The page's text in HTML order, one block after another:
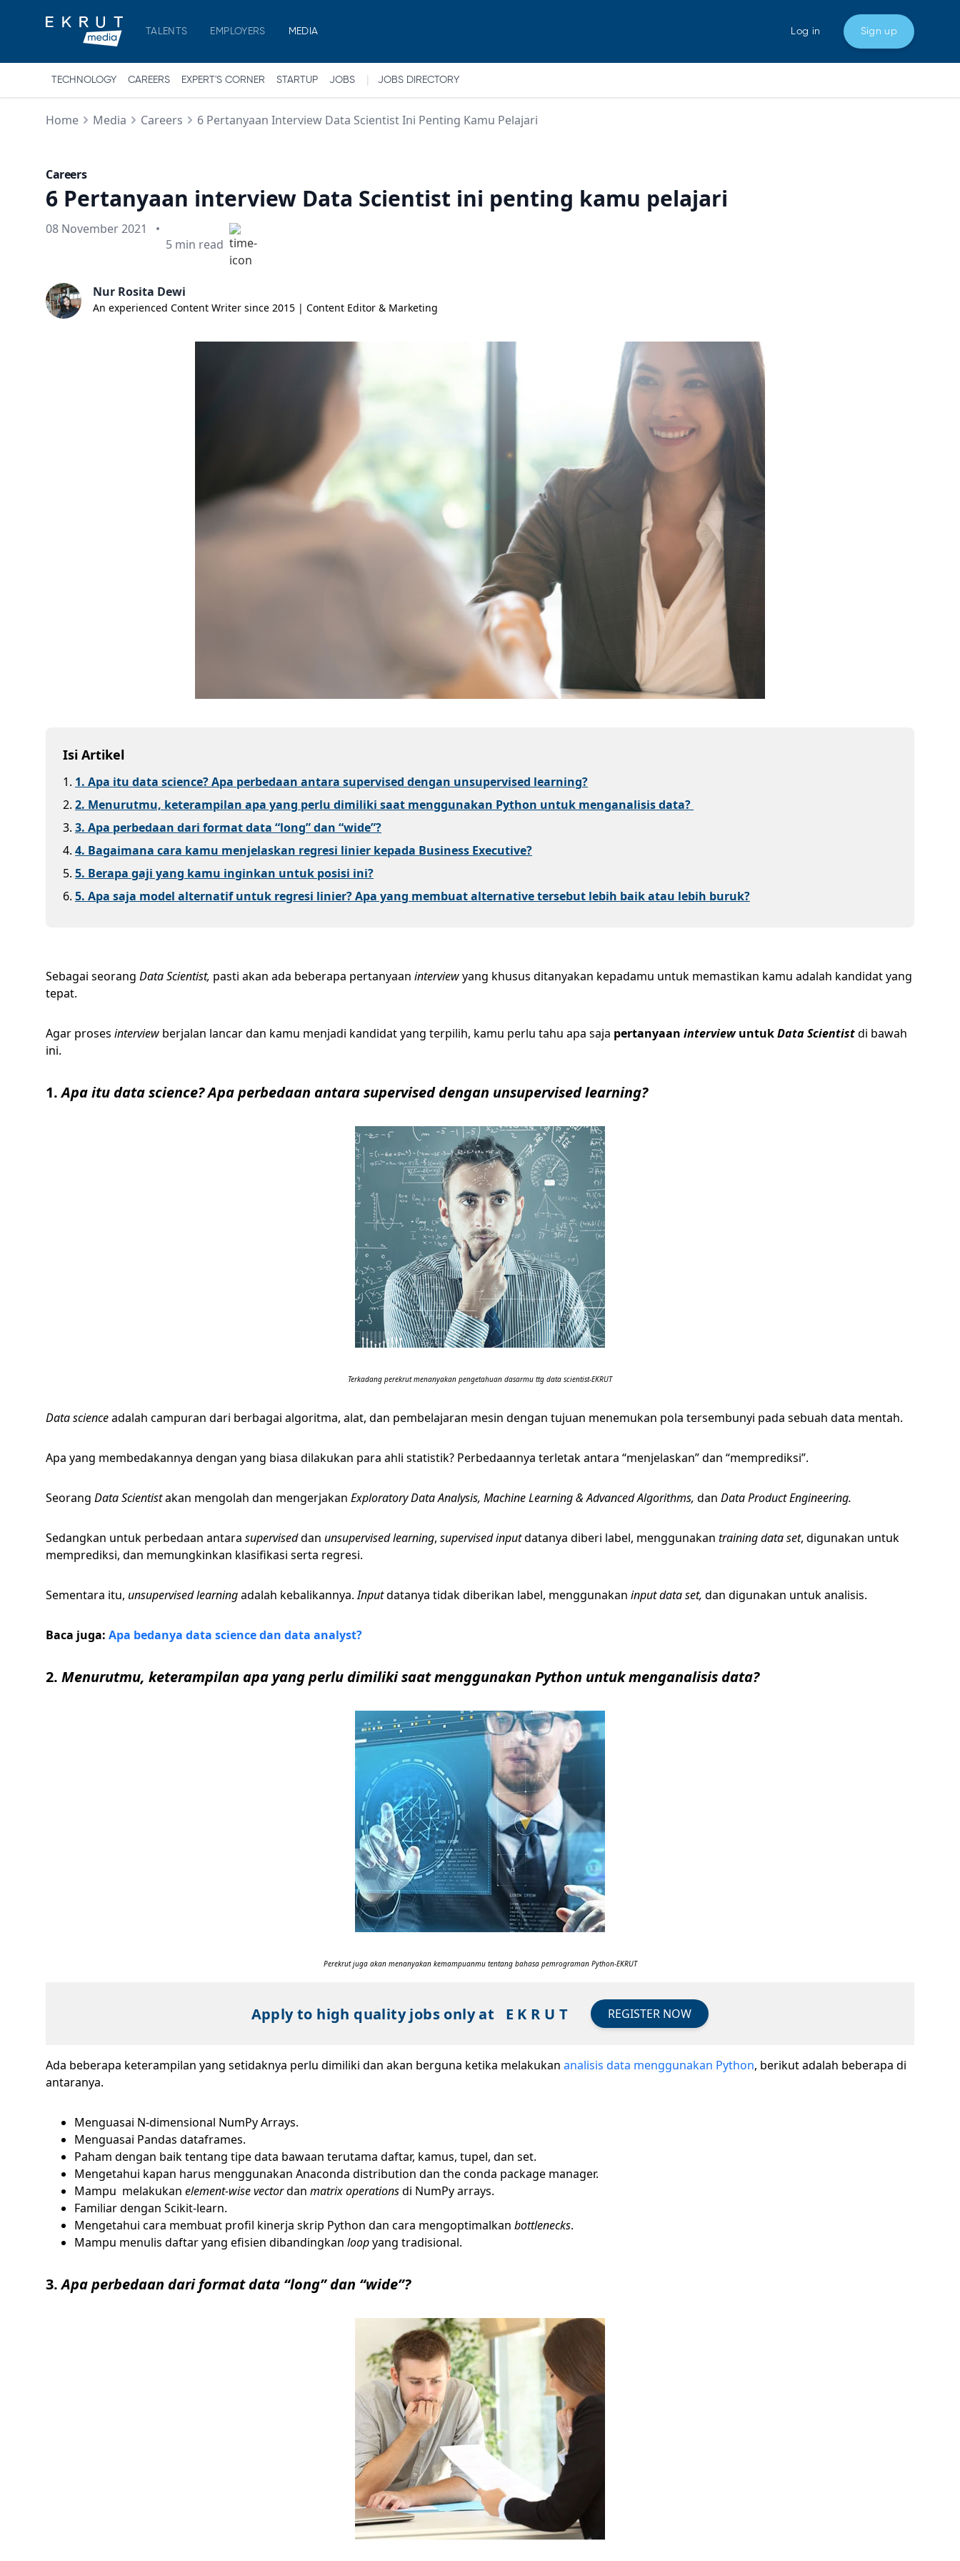
TALENTS EMPLOYERS MEDIA Log in Sign up
TECHNOLOGY CAREERS EXPERT'S CORNER STARTUP JOBS JOBS DIRECTORY
Home Media Careers 6 Pertanyaan Interview Data Scientist Ini Penting Kamu Pelajari
Careers
6 Pertanyaan interview Data Scientist ini penting kamu pelajari
Published on
08 November 2021
•
Min read
5 min read
Nur Rosita Dewi
An experienced Content Writer since 2015 | Content Editor & Marketing
Isi Artikel
1. 1. Apa itu data science? Apa perbedaan antara supervised dengan unsupervised learning?
2. 2. Menurutmu, keterampilan apa yang perlu dimiliki saat menggunakan Python untuk menganalisis data?
3. 3. Apa perbedaan dari format data “long” dan “wide”?
4. 4. Bagaimana cara kamu menjelaskan regresi linier kepada Business Executive?
5. 5. Berapa gaji yang kamu inginkan untuk posisi ini?
6. 5. Apa saja model alternatif untuk regresi linier? Apa yang membuat alternative tersebut lebih baik atau lebih buruk?
Sebagai seorang Data Scientist, pasti akan ada beberapa pertanyaan interviewyang khusus ditanyakan kepadamu untuk memastikan kamu adalah kandidat yang
tepat.
Agar proses interview berjalan lancar dan kamu menjadi kandidat yang terpilih, kamu perlu tahu apa saja pertanyaan interviewuntukData Scientistdi bawah
ini.
1.Apa itu data science? Apa perbedaan antara supervised dengan unsupervised learning?
Terkadang perekrut menanyakan pengetahuan dasarmu ttg data scientist-EKRUT
Data scienceadalah campuran dari berbagai algoritma, alat, dan pembelajaran mesin dengan tujuan menemukan pola tersembunyi pada sebuah data mentah.
Apa yang membedakannya dengan yang biasa dilakukan para ahli statistik? Perbedaannya terletak antara “menjelaskan” dan “memprediksi”.
Seorang Data Scientistakan mengolah dan mengerjakan Exploratory Data Analysis, Machine Learning & Advanced Algorithms, dan Data Product Engineering.
Sedangkan untuk perbedaan antara superviseddan unsupervised learning, supervisedinputdatanya diberi label, menggunakan training data set, digunakan untuk
memprediksi, dan memungkinkan klasifikasi serta regresi.
Sementara itu, unsupervised learningadalah kebalikannya.Inputdatanya tidak diberikan label, menggunakan input data set, dan digunakan untuk analisis.
Baca juga: Apa bedanya data science dan data analyst?
2. Menurutmu, keterampilan apa yang perlu dimiliki saat menggunakan Python untuk menganalisis data?
Perekrut juga akan menanyakan kemampuanmu tentang bahasa pemrograman Python-EKRUT
Apply to high quality jobs only at E K R U T REGISTER NOW
Ada beberapa keterampilan yang setidaknya perlu dimiliki dan akan berguna ketika melakukan analisis data menggunakan Python, berikut adalah beberapa di
antaranya.
Menguasai N-dimensional NumPy Arrays.
Menguasai Pandas dataframes.
Paham dengan baik tentang tipe data bawaan terutama daftar, kamus, tupel, dan set.
Mengetahui kapan harus menggunakan Anaconda distribution dan the conda package manager.
Mampu melakukan element-wise vectordan matrix operationsdi NumPy arrays.
Familiar dengan Scikit-learn.
Mengetahui cara membuat profil kinerja skrip Python dan cara mengoptimalkan bottlenecks.
Mampu menulis daftar yang efisien dibandingkan loopyang tradisional.
3.Apa perbedaan dari format data “long” dan “wide”?